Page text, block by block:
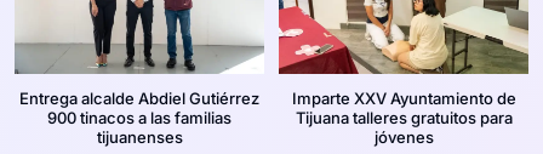
Entrega alcalde Abdiel Gutiérrez
900 tinacos a las familias
tijuanenses
Imparte XXV Ayuntamiento de
Tijuana talleres gratuitos para
jóvenes